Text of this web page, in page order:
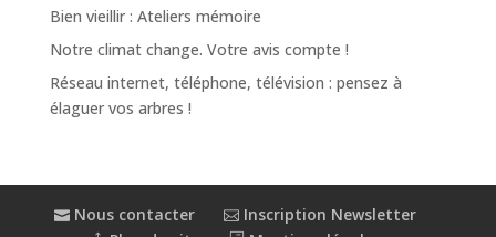
Bien vieillir : Ateliers mémoire
Notre climat change. Votre avis compte !
Réseau internet, téléphone, télévision : pensez à
élaguer vos arbres !
Nous contacter
Inscription Newsletter